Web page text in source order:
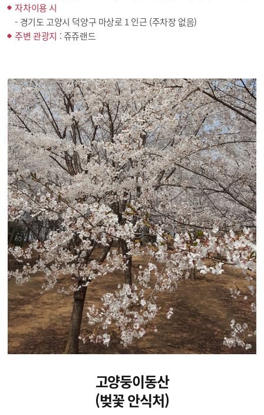
자차이용 시
- 경기도 고양시 덕양구 마상로 1 인근 (주차장 없음)
주변 관광지 :쥬쥬랜드
고양둥이동산
(벚꽃 안식처)